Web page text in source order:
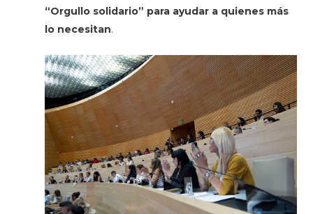
“Orgullo solidario” para ayudar a quienes más
lo necesitan.